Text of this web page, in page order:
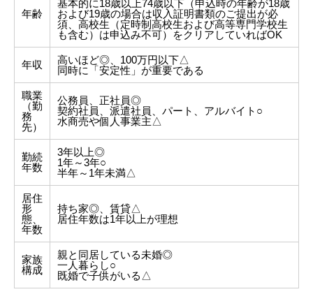
年齢
基本的に18歳以上74歳以下（申込時の年齢が18歳
および19歳の場合は収入証明書類のご提出が必
須、高校生（定時制高校生および高等専門学校生
も含む）は申込み不可）をクリアしていればOK
年収
高いほど◎、100万円以下△
同時に「安定性」が重要である
職業
（勤
務
先）
公務員、正社員◎
契約社員、派遣社員、パート、アルバイト○
水商売や個人事業主△
勤続
年数
3年以上◎
1年～3年○
半年～1年未満△
居住
形
態、
年数
持ち家◎、賃貸△
居住年数は1年以上が理想
家族
構成
親と同居している未婚◎
一人暮らし○
既婚で子供がいる△